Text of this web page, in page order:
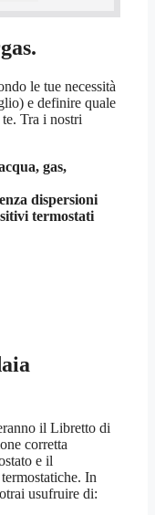
le tue necessità
e definire quale
Tra i nostri
gas,
dispersioni
termostati
il Libretto di
corretta
e il
In
usufruire di: